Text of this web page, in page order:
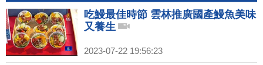
吃鰻最佳時節 雲林推廣國產鰻魚美味
又養生
2023-07-22 19:56:23